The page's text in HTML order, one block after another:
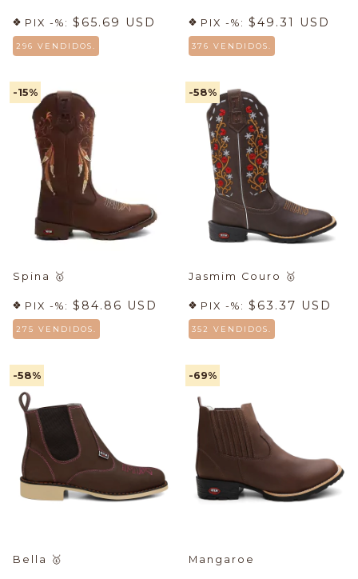
PIX -%: $65.69 USD
296 VENDIDOS.
PIX -%: $49.31 USD
376 VENDIDOS.
-15%
Spina 🥇
PIX -%: $84.86 USD
275 VENDIDOS.
-58%
Jasmim Couro 🥇
PIX -%: $63.37 USD
352 VENDIDOS.
-58%
Bella 🥇
-69%
Mangaroe